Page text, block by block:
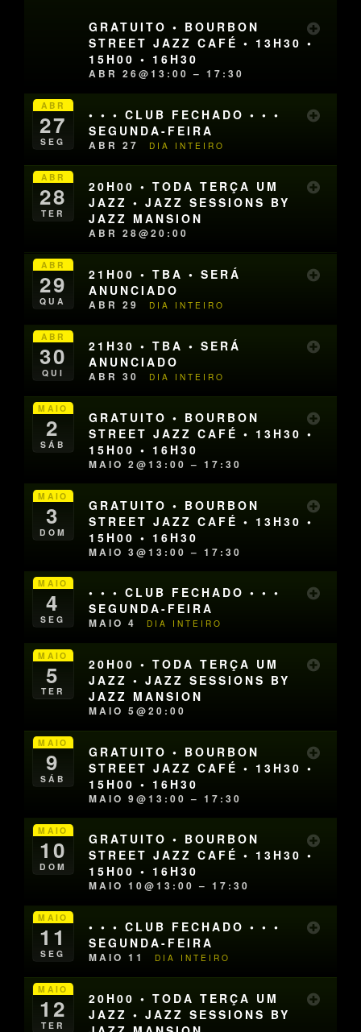
GRATUITO • BOURBON
STREET JAZZ CAFÉ • 13H30 •
15H00 • 16H30
ABR 26@13:00 – 17:30
ABR
27
SEG
• • • CLUB FECHADO • • •
SEGUNDA-FEIRA
ABR 27 DIA INTEIRO
ABR
28
TER
20H00 • TODA TERÇA UM
JAZZ • JAZZ SESSIONS BY
JAZZ MANSION
ABR 28@20:00
ABR
29
QUA
21H00 • TBA • SERÁ
ANUNCIADO
ABR 29 DIA INTEIRO
ABR
30
QUI
21H30 • TBA • SERÁ
ANUNCIADO
ABR 30 DIA INTEIRO
MAIO
2
SÁB
GRATUITO • BOURBON
STREET JAZZ CAFÉ • 13H30 •
15H00 • 16H30
MAIO 2@13:00 – 17:30
MAIO
3
DOM
GRATUITO • BOURBON
STREET JAZZ CAFÉ • 13H30 •
15H00 • 16H30
MAIO 3@13:00 – 17:30
MAIO
4
SEG
• • • CLUB FECHADO • • •
SEGUNDA-FEIRA
MAIO 4 DIA INTEIRO
MAIO
5
TER
20H00 • TODA TERÇA UM
JAZZ • JAZZ SESSIONS BY
JAZZ MANSION
MAIO 5@20:00
MAIO
9
SÁB
GRATUITO • BOURBON
STREET JAZZ CAFÉ • 13H30 •
15H00 • 16H30
MAIO 9@13:00 – 17:30
MAIO
10
DOM
GRATUITO • BOURBON
STREET JAZZ CAFÉ • 13H30 •
15H00 • 16H30
MAIO 10@13:00 – 17:30
MAIO
11
SEG
• • • CLUB FECHADO • • •
SEGUNDA-FEIRA
MAIO 11 DIA INTEIRO
MAIO
12
TER
20H00 • TODA TERÇA UM
JAZZ • JAZZ SESSIONS BY